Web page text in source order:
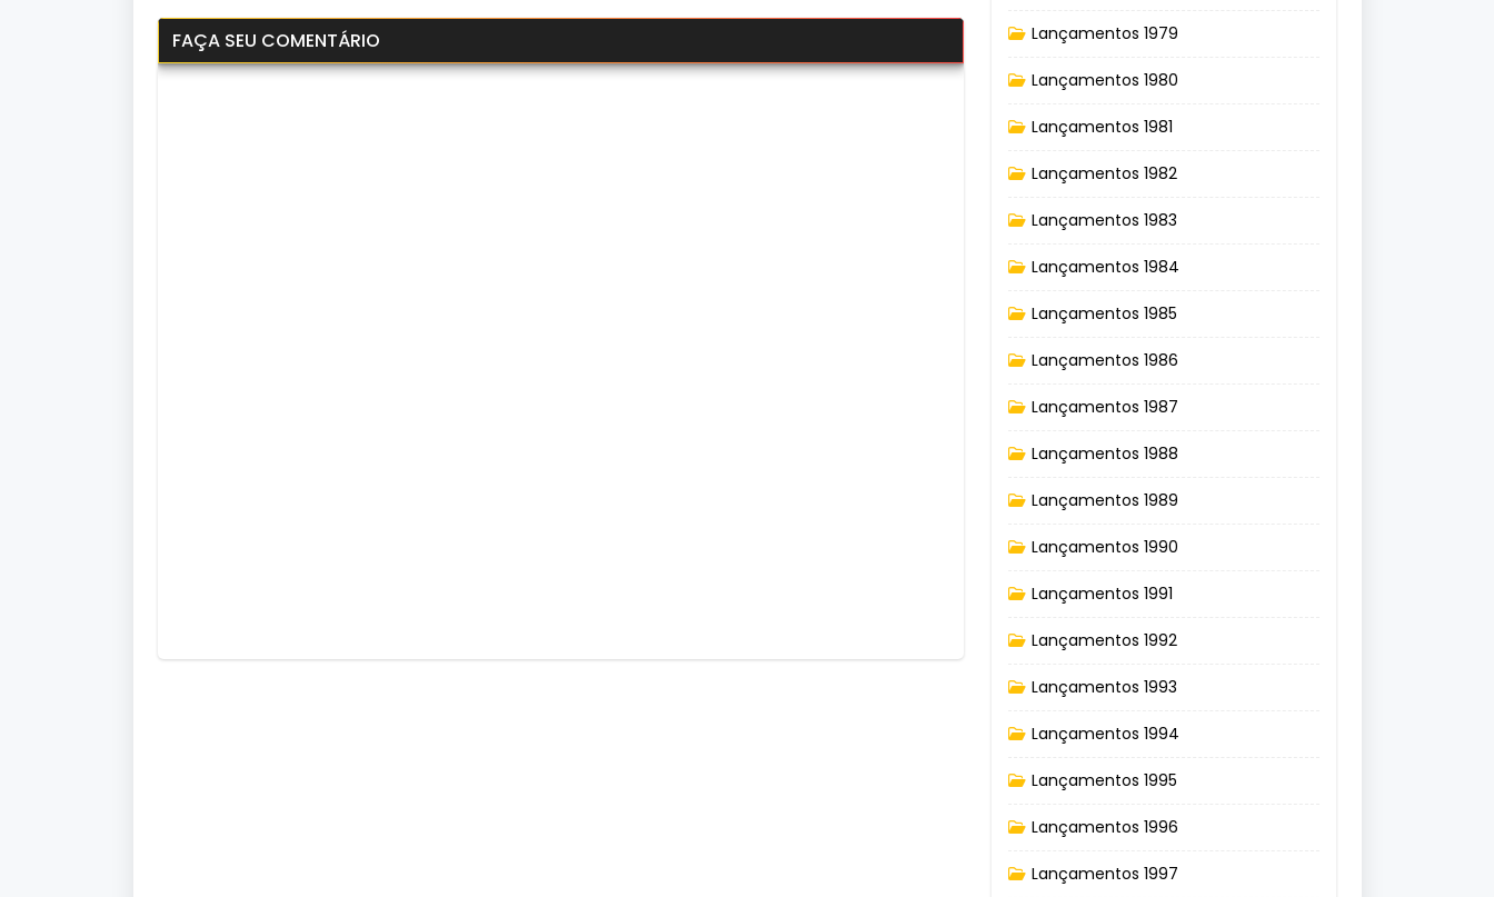
(2026) WEB-DL
1080p Dual Áudio
(2026) WEB-DL
FAÇA SEU COMENTÁRIO Lançamentos 1979
Lançamentos 1980
Lançamentos 1981
Lançamentos 1982
Lançamentos 1983
Lançamentos 1984
Lançamentos 1985
Lançamentos 1986
Lançamentos 1987
Lançamentos 1988
Lançamentos 1989
Lançamentos 1990
Lançamentos 1991
Lançamentos 1992
Lançamentos 1993
Lançamentos 1994
Lançamentos 1995
Lançamentos 1996
Lançamentos 1997